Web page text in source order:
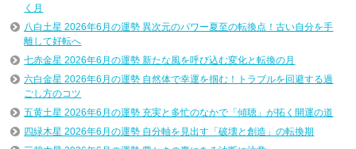
く月
八白土星 2026年6月の運勢 異次元のパワー夏至の転換点！古い自分を手
離して好転へ
七赤金星 2026年6月の運勢 新たな風を呼び込む変化と転換の月
六白金星 2026年6月の運勢 自然体で幸運を掴む！トラブルを回避する過
ごし方のコツ
五黄土星 2026年6月の運勢 充実と多忙のなかで「傾聴」が拓く開運の道
四緑木星 2026年6月の運勢 自分軸を見出す「破壊と創造」の転換期